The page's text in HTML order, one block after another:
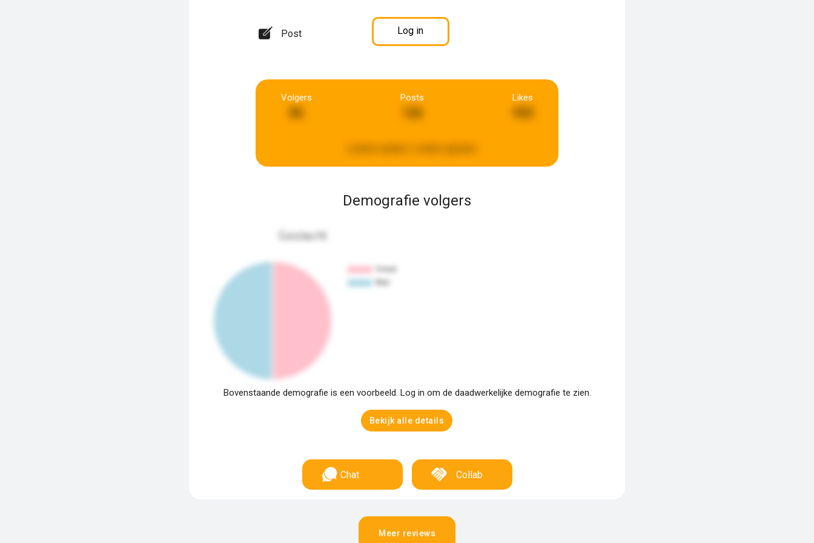
Post Log in
Volgers
86
Posts Likes
Demografie volgers
Geslacht
Bovenstaande demografie is een voorbeeld. Log in om de daadwerkelijke demografie te zien.
Bekijk alle details
Chat Collab
Meer reviews